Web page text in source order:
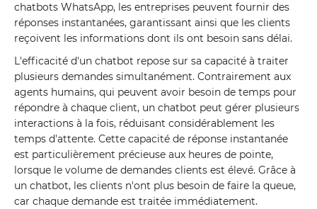
chatbots WhatsApp, les entreprises peuvent fournir des
réponses instantanées, garantissant ainsi que les clients
reçoivent les informations dont ils ont besoin sans délai.
L'efficacité d'un chatbot repose sur sa capacité à traiter
plusieurs demandes simultanément. Contrairement aux
agents humains, qui peuvent avoir besoin de temps pour
répondre à chaque client, un chatbot peut gérer plusieurs
interactions à la fois, réduisant considérablement les
temps d'attente. Cette capacité de réponse instantanée
est particulièrement précieuse aux heures de pointe,
lorsque le volume de demandes clients est élevé. Grâce à
un chatbot, les clients n'ont plus besoin de faire la queue,
car chaque demande est traitée immédiatement.